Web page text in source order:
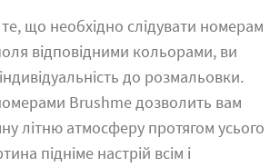
що необхідно слідувати номерам
відповідними кольорами, ви
до розмальовки.
Brushme дозволить вам
літню атмосферу протягом усього
підніме настрій всім і